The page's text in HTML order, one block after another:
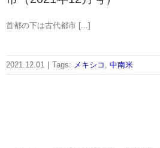
首都の下は古代都市 [...]
2021.12.01 Tags: メキシコ , 中南米